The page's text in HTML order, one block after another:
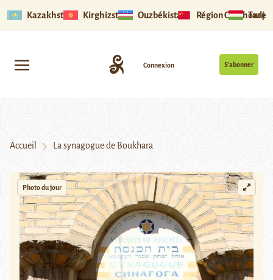
Kazakhstan Kirghizstan Ouzbékistan Région Ouïghoure
S’abonner
Connexion
Accueil La synagogue de Boukhara
Photo du jour